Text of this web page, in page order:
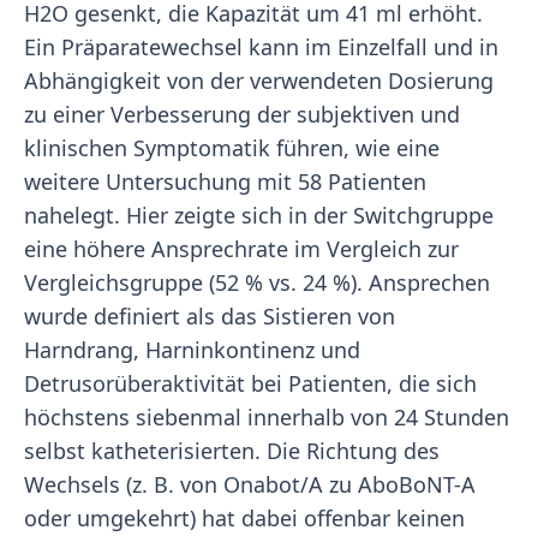
H2O gesenkt, die Kapazität um 41 ml erhöht.
Ein Präparatewechsel kann im Einzelfall und in
Abhängigkeit von der verwendeten Dosierung
zu einer Verbesserung der subjektiven und
klinischen Symptomatik führen, wie eine
weitere Untersuchung mit 58 Patienten
nahelegt. Hier zeigte sich in der Switchgruppe
eine höhere Ansprechrate im Vergleich zur
Vergleichsgruppe (52 % vs. 24 %). Ansprechen
wurde definiert als das Sistieren von
Harndrang, Harninkontinenz und
Detrusorüberaktivität bei Patienten, die sich
höchstens siebenmal innerhalb von 24 Stunden
selbst katheterisierten. Die Richtung des
Wechsels (z. B. von Onabot/A zu AboBoNT-A
oder umgekehrt) hat dabei offenbar keinen